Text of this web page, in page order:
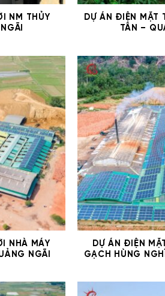
NM THỦY
DỰ ÁN ĐIỆN MẶT
TÂN –
NHÀ MÁY
NGÃI
DỰ ÁN ĐIỆN
GẠCH HÙNG